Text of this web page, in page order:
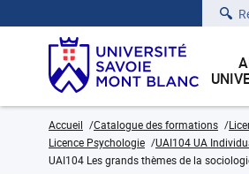
Accueil Catalogue des formations
Licence Psychologie
UAI104 UA
UAI104 Les grands thèmes de la